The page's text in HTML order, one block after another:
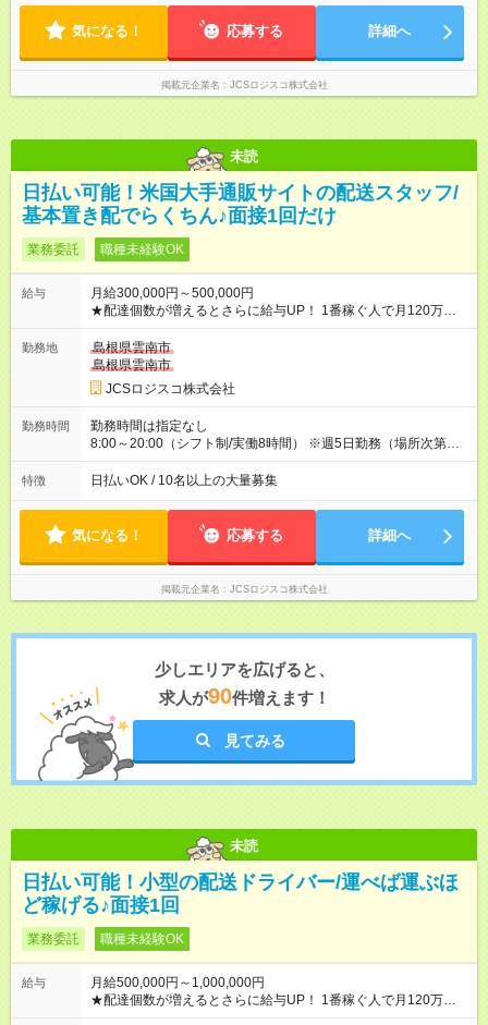
気になる！ 応募する 詳細へ
掲載元企業名 JCSロジスコ株式会社
未読
日払い可能！米国大手通販サイトの配送スタッフ/
基本置き配でらくちん♪面接1回だけ
業務委託 職種未経験OK
給与
月給300,000円～500,000円
★配達個数が増えるとさらに給与UP！ 1番稼ぐ人で月120万ほ
ど！ ・主要都市エリア 月収55万円／週5日稼働 月収65万~112
万円／週6日稼働 ・地方郊外エリア 月収40万円／週5日稼働 月
収40万円~50万円／週6日稼働 ＜モデルイメージ＞ ■月収50万
円 (27歳男性/江東区在住)※元建築関係 1日150個配達×25日勤務
(日休み) ■月収80万円(43歳男性/墨田区在住)※元営業 1日200個
勤務地
島根県雲南市
島根県雲南市
JCSロジスコ株式会社
勤務時間
勤務時間は指定なし
8:00～20:00（シフト制/実働8時間） ※週5日勤務（場所次第で
は週4も有り） ※配達状況によって時間外での勤務可能性有り ※
案件により多少の前後あり ※配達が完了次第、帰社OKです
特徴 日払いOK / 10名以上の大量募集
気になる！ 応募する 詳細へ
掲載元企業名 JCSロジスコ株式会社
少しエリアを広げると、
求人が90件増えます！
見てみる
未読
日払い可能！小型の配送ドライバー/運べば運ぶほ
ど稼げる♪面接1回
業務委託 職種未経験OK
給与
月給500,000円～1,000,000円
★配達個数が増えるとさらに給与UP！ 1番稼ぐ人で月120万ほ
ど！ ・主要都市エリア 月収55万円／週5日稼働 月収65万~112